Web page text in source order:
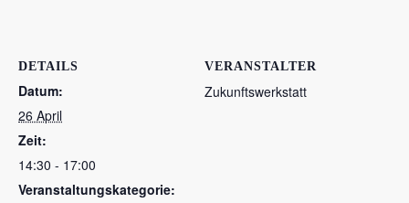
DETAILS
Datum:
26 April
Zeit:
14:30 - 17:00
Veranstaltungskategorie:
VERANSTALTER
Zukunftswerkstatt